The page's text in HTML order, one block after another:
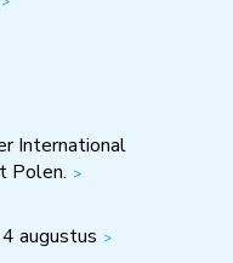
International
Polen.
augustus